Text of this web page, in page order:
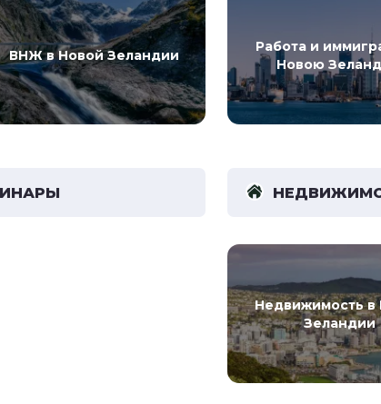
ВНЖ в Новой Зеландии
Работа и
Новою
Недвижимость в
Зеландии